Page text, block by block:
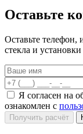
Оставьте
Оставьте
стекла и установки
Я согласен на
ознакомлен с
Получить расчёт